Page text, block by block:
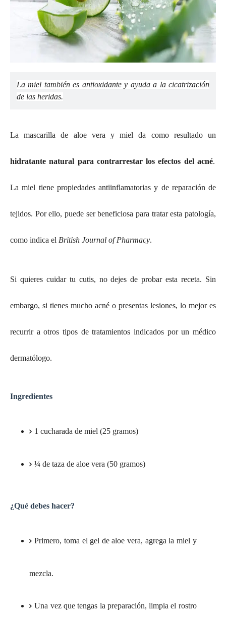
La miel también es antioxidante y ayuda a la cicatrización
de las heridas.
La mascarilla de aloe vera y miel da como resultado un
hidratante natural para contrarrestar los efectos del acné.
La miel tiene propiedades antiinflamatorias y de reparación de
tejidos. Por ello, puede ser beneficiosa para tratar esta patología,
como indica el British Journal of Pharmacy.
Si quieres cuidar tu cutis, no dejes de probar esta receta. Sin
embargo, si tienes mucho acné o presentas lesiones, lo mejor es
recurrir a otros tipos de tratamientos indicados por un médico
dermatólogo.
Ingredientes
1 cucharada de miel (25 gramos)
¼ de taza de aloe vera (50 gramos)
¿Qué debes hacer?
Primero, toma el gel de aloe vera, agrega la miel y
mezcla.
Una vez que tengas la preparación, limpia el rostro